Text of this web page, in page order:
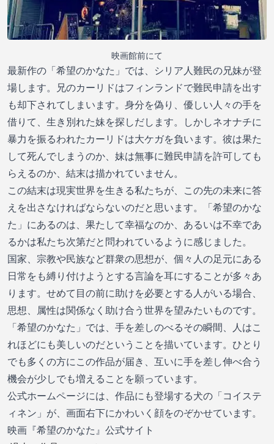
映画館前にて
最新作の「希望のかなた」では、シリア人難民の兄妹が登
場します。兄のカーリドはフィンランドで難民申請を出す
も却下されてしまいます。身分を偽り、優しい人々の手を
借りて、生き別れた妹を探しだします。しかしネオナチに
暴力を振るわれたカーリドは大ケガを負います。彼は果た
して死んでしまうのか、妹は無事に難民申請を許可しても
らえるのか、結末は描かれていません。
この結末は現実世界を生きる私たちが、この先の未来に答
えを出さなければならないのだと思います。「希望のかな
た」にあるのは、果たして幸福なのか、あるいは不幸であ
るかは私たち次第だと問われているように感じました。
国家、宗教や民族など群衆の思想が、個々人の足元にある
日常をも縛り付けようとする言論を耳にすることが多々あ
ります。せめて目の前に助けを必要とする人がいる場合、
思想、属性は関係なく助け合う世界を望みたいものです。
「希望のかなた」では、手を差しのべるその瞬間、人はこ
れほどにも美しいのだということを描いています。ひとり
でも多くの方にこの作品が届き、互いに手を差し伸べ合う
機会が少しでも増えることを願っています。
公式ホームページには、作品にも登場する犬の「コイステ
ィネン」が、画面右下にかわいく顔をのぞかせています。
映画『希望のかなた』公式サイト